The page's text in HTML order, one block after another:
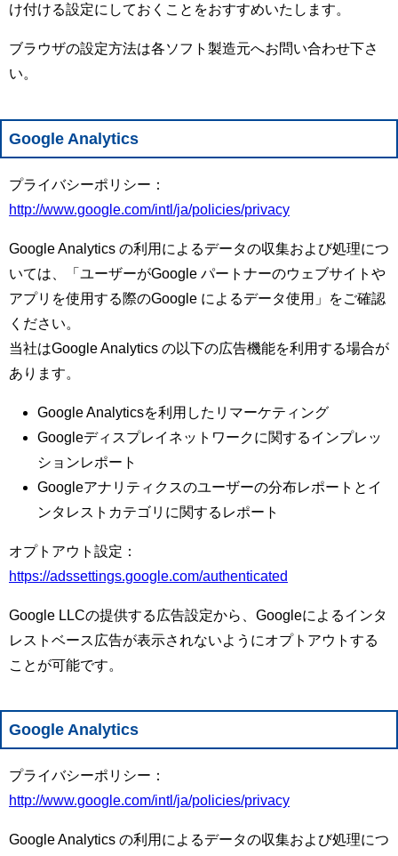
け付ける設定にしておくことをおすすめいたします。
ブラウザの設定方法は各ソフト製造元へお問い合わせ下さ
い。
Google Analytics
プライバシーポリシー：
http://www.google.com/intl/ja/policies/privacy
Google Analytics の利用によるデータの収集および処理につ
いては、「ユーザーがGoogle パートナーのウェブサイトや
アプリを使用する際のGoogle によるデータ使用」をご確認
ください。
当社はGoogle Analytics の以下の広告機能を利用する場合が
あります。
Google Analyticsを利用したリマーケティング
Googleディスプレイネットワークに関するインプレッ
ションレポート
Googleアナリティクスのユーザーの分布レポートとイ
ンタレストカテゴリに関するレポート
オプトアウト設定：
https://adssettings.google.com/authenticated
Google LLCの提供する広告設定から、Googleによるインタ
レストベース広告が表示されないようにオプトアウトする
ことが可能です。
Google Analytics
プライバシーポリシー：
http://www.google.com/intl/ja/policies/privacy
Google Analytics の利用によるデータの収集および処理につ